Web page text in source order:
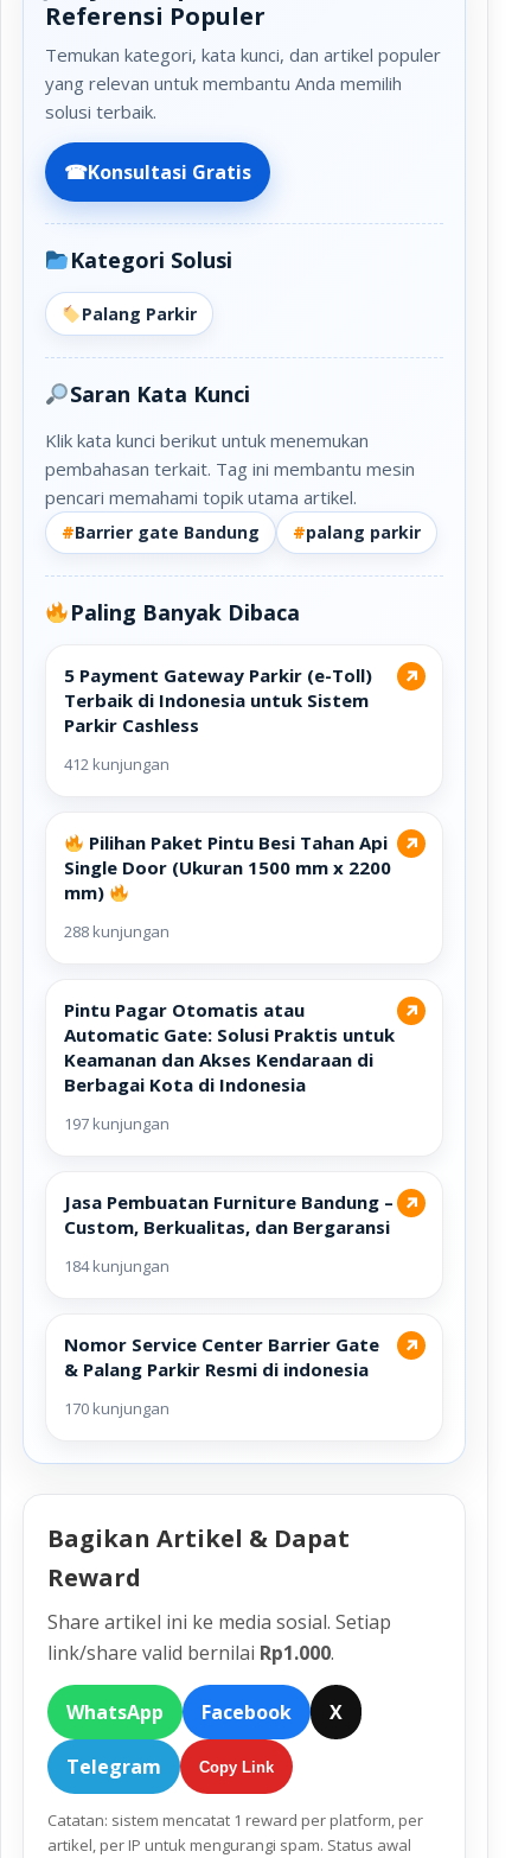
Referensi Populer
Temukan kategori, kata kunci, dan artikel populer
yang relevan untuk membantu Anda memilih
solusi terbaik.
☎Konsultasi Gratis
Kategori Solusi
Palang Parkir
Saran Kata Kunci
Klik kata kunci berikut untuk menemukan
pembahasan terkait. Tag ini membantu mesin
pencari memahami topik utama artikel.
#Barrier gate Bandung #palang parkir
Paling Banyak Dibaca
↗
5 Payment Gateway Parkir (e-Toll)
Terbaik di Indonesia untuk Sistem
Parkir Cashless
412 kunjungan
↗
Pilihan Paket Pintu Besi Tahan Api
Single Door (Ukuran 1500 mm x 2200
mm)
288 kunjungan
↗
Pintu Pagar Otomatis atau
Automatic Gate: Solusi Praktis untuk
Keamanan dan Akses Kendaraan di
Berbagai Kota di Indonesia
197 kunjungan
↗
Jasa Pembuatan Furniture Bandung –
Custom, Berkualitas, dan Bergaransi
184 kunjungan
↗
Nomor Service Center Barrier Gate
& Palang Parkir Resmi di indonesia
170 kunjungan
Bagikan Artikel & Dapat
Reward
Share artikel ini ke media sosial. Setiap
link/share valid bernilai Rp1.000.
WhatsApp Facebook X
Telegram Copy Link
Catatan: sistem mencatat 1 reward per platform, per
artikel, per IP untuk mengurangi spam. Status awal